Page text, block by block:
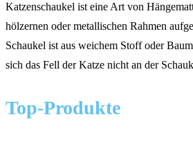
Katzenschaukel ist eine Art von
hölzernen oder metallischen Rahmen
Schaukel ist aus weichem Stoff oder
sich das Fell der Katze nicht an der
Top-Produkte